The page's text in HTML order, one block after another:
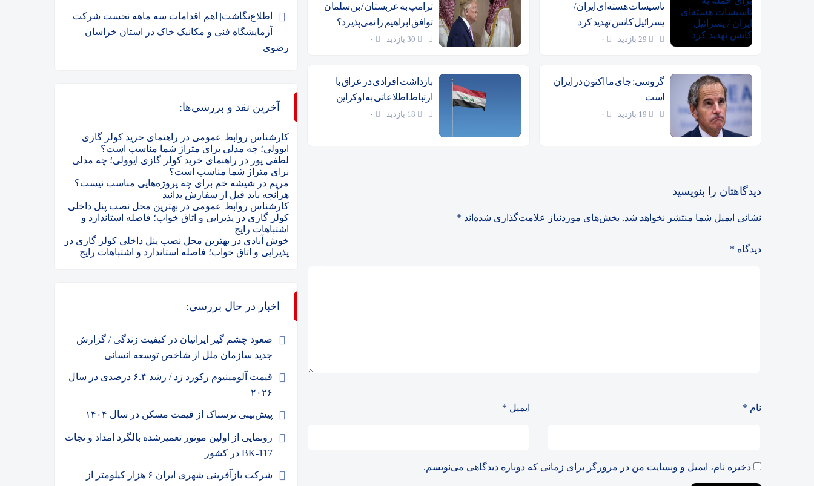
تاسیسات هسته‌ای ایران /
یسرائیل کاتس تهدید کرد
۰
ترامپ به عربستان / بن سلمان
توافق ابراهیم را نمی‌پذیرد؟
۰
گروسی: جای ما اکنون در ایران
است
۰
بازداشت افرادی در عراق با
ارتباط اطلاعاتی به اوکراین
۰
دیدگاهتان را بنویسید
نشانی ایمیل شما منتشر نخواهد شد. بخش‌های موردنیاز علامت‌گذاری شده‌اند *
دیدگاه *
نام * ایمیل *
ذخیره نام، ایمیل و وبسایت من در مرورگر برای زمانی که دوباره دیدگاهی می‌نویسم.
اطلاع‌نگاشت| اهم اقدامات سه ماهه نخست شرکت
آزمایشگاه فنی و مکانیک خاک در استان خراسان
رضوی
آخرین نقد و بررسی‌ها:
کارشناس روابط عمومی در راهنمای خرید کولر گازی
ایوولی؛ چه مدلی برای متراژ شما مناسب است؟
لطفی پور در راهنمای خرید کولر گازی ایوولی؛ چه مدلی
برای متراژ شما مناسب است؟
مریم در شیشه خم برای چه پروژه‌هایی مناسب نیست؟
هرآنچه باید قبل از سفارش بدانید
کارشناس روابط عمومی در بهترین محل نصب پنل داخلی
کولر گازی در پذیرایی و اتاق خواب؛ فاصله استاندارد و
اشتباهات رایج
خوش آبادی در بهترین محل نصب پنل داخلی کولر گازی در
پذیرایی و اتاق خواب؛ فاصله استاندارد و اشتباهات رایج
اخبار در حال بررسی:
صعود چشم گیر ایرانیان در کیفیت زندگی / گزارش
جدید سازمان ملل از شاخص توسعه انسانی
قیمت آلومینیوم رکورد زد / رشد ۶.۴ درصدی در سال
۲۰۲۶
پیش‌بینی ترسناک از قیمت مسکن در سال ۱۴۰۴
رونمایی از اولین موتور تعمیرشده بالگرد امداد و نجات
BK-117 در کشور
شرکت بازآفرینی شهری ایران ۶ هزار کیلومتر از